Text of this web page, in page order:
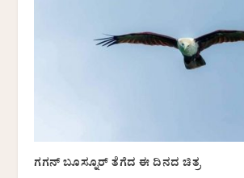
ಗಗನ್‌ ಬೂಸ್ನೂರ್ ತೆಗೆದ ಈ ದಿನದ ಚಿತ್ರ